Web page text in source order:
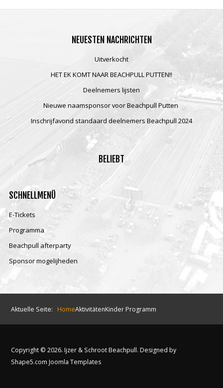
NEUESTEN NACHRICHTEN
Uitverkocht
HET EK KOMT NAAR BEACHPULL PUTTEN!!
Deelnemers lijsten
Nieuwe naamsponsor voor Beachpull Putten
Inschrijfavond standaard deelnemers Beachpull 2024
BELIEBT
SCHNELLMENÜ
E-Tickets
Programma
Beachpull afterparty
Sponsor mogelijheden
Aktuelle Seite: HomeAktivitätenKinder Programm
Copyright © 2026. Ijzer & Schroot Beachpull. Designed by
Shape5.comJoomla Templates